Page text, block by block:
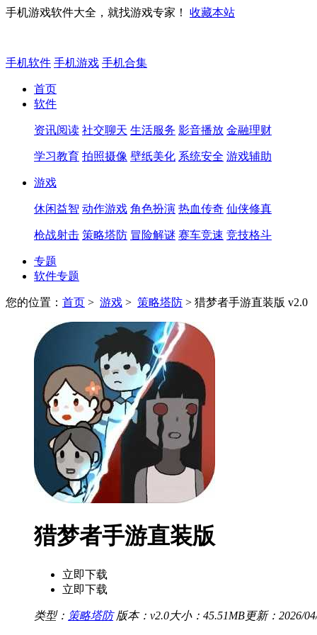
手机游戏软件大全，就找游戏专家！ 收藏本站
手机软件 手机游戏 手机合集
首页
软件
资讯阅读 社交聊天 生活服务 影音播放 金融理财
学习教育 拍照摄像 壁纸美化 系统安全 游戏辅助
游戏
休闲益智 动作游戏 角色扮演 热血传奇 仙侠修真
枪战射击 策略塔防 冒险解谜 赛车竞速 竞技格斗
专题
软件专题
您的位置： 首页 > 游戏 > 策略塔防 > 猎梦者手游直装版 v2.0
猎梦者手游直装版
立即下载
立即下载
类型： 策略塔防 版本：v2.0大小：45.51MB更新：2026/